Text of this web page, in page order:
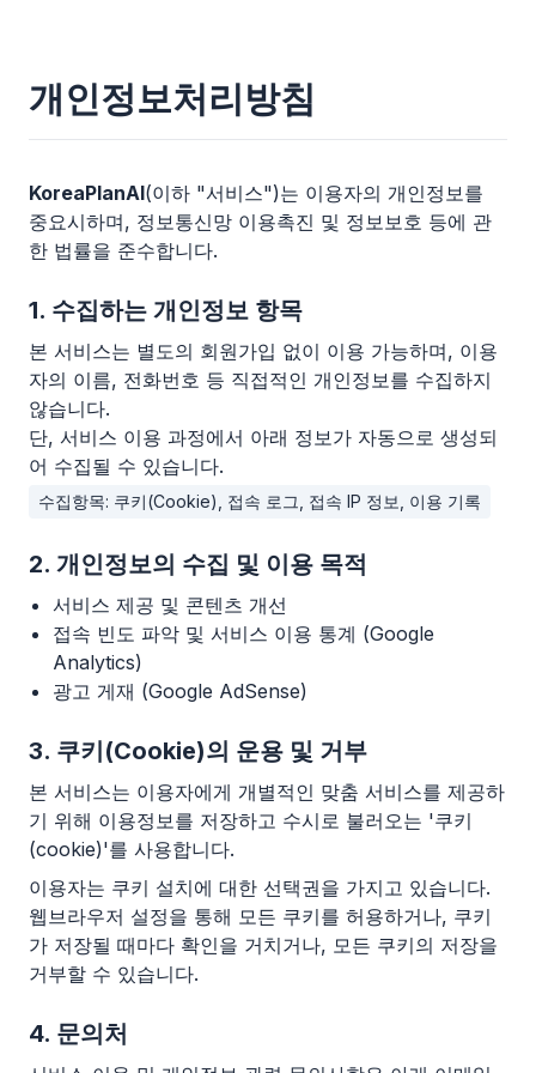
개인정보처리방침
KoreaPlanAI(이하 "서비스")는 이용자의 개인정보를
중요시하며, 정보통신망 이용촉진 및 정보보호 등에 관
한 법률을 준수합니다.
1. 수집하는 개인정보 항목
본 서비스는 별도의 회원가입 없이 이용 가능하며, 이용
자의 이름, 전화번호 등 직접적인 개인정보를 수집하지
않습니다.
단, 서비스 이용 과정에서 아래 정보가 자동으로 생성되
어 수집될 수 있습니다.
수집항목: 쿠키(Cookie), 접속 로그, 접속 IP 정보, 이용 기록
2. 개인정보의 수집 및 이용 목적
서비스 제공 및 콘텐츠 개선
접속 빈도 파악 및 서비스 이용 통계 (Google
Analytics)
광고 게재 (Google AdSense)
3. 쿠키(Cookie)의 운용 및 거부
본 서비스는 이용자에게 개별적인 맞춤 서비스를 제공하
기 위해 이용정보를 저장하고 수시로 불러오는 '쿠키
(cookie)'를 사용합니다.
이용자는 쿠키 설치에 대한 선택권을 가지고 있습니다.
웹브라우저 설정을 통해 모든 쿠키를 허용하거나, 쿠키
가 저장될 때마다 확인을 거치거나, 모든 쿠키의 저장을
거부할 수 있습니다.
4. 문의처